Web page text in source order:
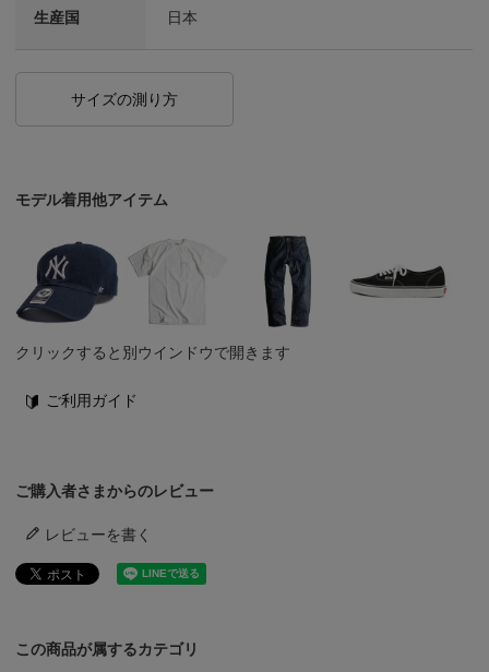
生産国 日本
サイズの測り方
モデル着用他アイテム
クリックすると別ウインドウで開きます
ご利用ガイド
ご購入者さまからのレビュー
レビューを書く
この商品が属するカテゴリ